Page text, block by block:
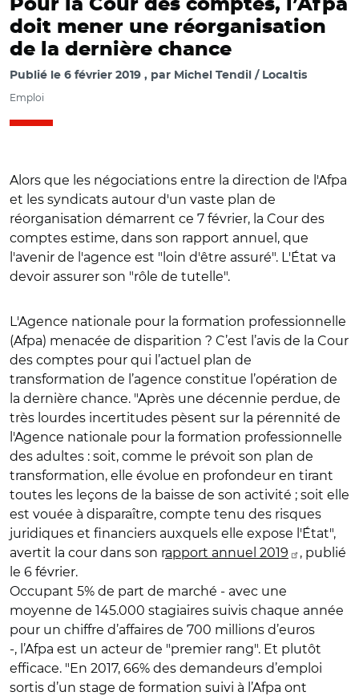
Pour la Cour des comptes, l’Afpa
doit mener une réorganisation
de la dernière chance
Publié le 6 février 2019 par Michel Tendil / Localtis
Emploi
Alors que les négociations entre la direction de l'Afpa
et les syndicats autour d'un vaste plan de
réorganisation démarrent ce 7 février, la Cour des
comptes estime, dans son rapport annuel, que
l'avenir de l'agence est "loin d'être assuré". L'État va
devoir assurer son "rôle de tutelle".
L'Agence nationale pour la formation professionnelle
(Afpa) menacée de disparition ? C’est l’avis de la Cour
des comptes pour qui l’actuel plan de
transformation de l’agence constitue l’opération de
la dernière chance. "Après une décennie perdue, de
très lourdes incertitudes pèsent sur la pérennité de
l'Agence nationale pour la formation professionnelle
des adultes : soit, comme le prévoit son plan de
transformation, elle évolue en profondeur en tirant
toutes les leçons de la baisse de son activité ; soit elle
est vouée à disparaître, compte tenu des risques
juridiques et financiers auxquels elle expose l'État",
avertit la cour dans son rapport annuel 2019
, publié
le 6 février.
Occupant 5% de part de marché - avec une
moyenne de 145.000 stagiaires suivis chaque année
pour un chiffre d’affaires de 700 millions d’euros
-, l’Afpa est un acteur de "premier rang". Et plutôt
efficace. "En 2017, 66% des demandeurs d’emploi
sortis d’un stage de formation suivi à l’Afpa ont